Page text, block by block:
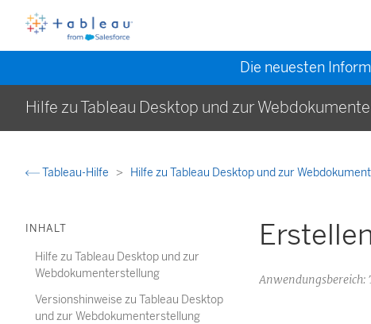
Die neuesten
Hilfe zu Tableau Desktop und zur
Tableau-Hilfe Hilfe zu Tableau Desktop und zur
INHALT
Hilfe zu Tableau Desktop und zur
Webdokumenterstellung
Versionshinweise zu Tableau Desktop
und zur Webdokumenterstellung
Anwendungsbereich: